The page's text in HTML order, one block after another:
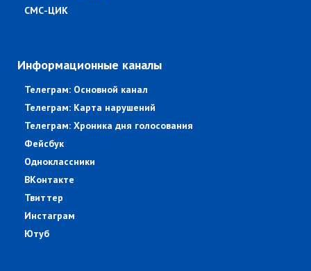
СМС-ЦИК
Информационные каналы
Телеграм: Основной канал
Телеграм: Карта нарушений
Телеграм: Хроника дня голосования
Фейсбук
Одноклассники
ВКонтакте
Твиттер
Инстаграм
Ютуб